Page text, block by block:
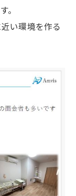
。
い環境を作る